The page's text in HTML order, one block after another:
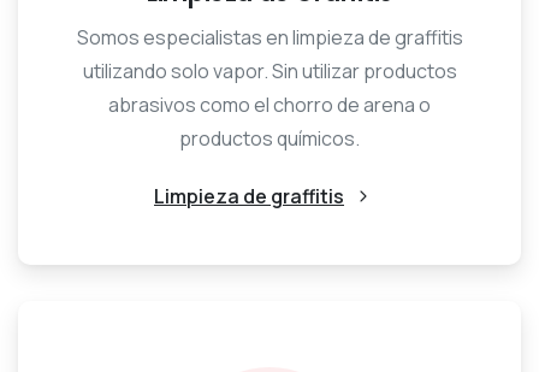
Somos especialistas en limpieza de graffitis
utilizando solo vapor. Sin utilizar productos
abrasivos como el chorro de arena o
productos químicos.
Limpieza de graffitis